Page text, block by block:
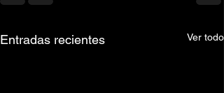
Entradas recientes Ver todo